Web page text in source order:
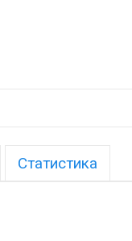
Статистика